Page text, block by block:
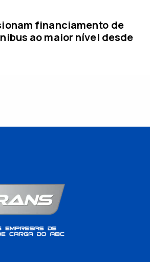
financiamento de
ao maior nível desde